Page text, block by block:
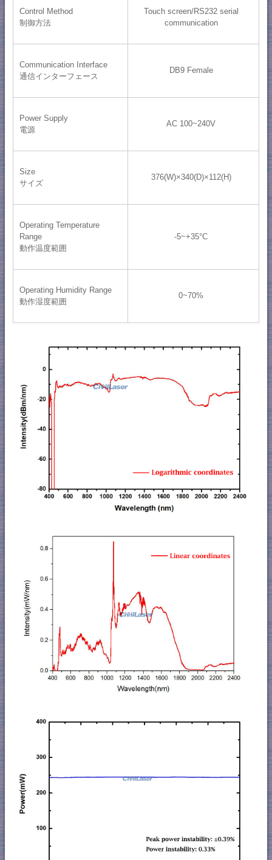
Control Method
制御方法
Touch screen/RS232 serial
communication
Communication Interface
通信インターフェース
DB9 Female
Power Supply
電源
AC 100~240V
Size
サイズ
376(W)×340(D)×112(H)
Operating Temperature
Range
動作温度範囲
-5~+35°C
Operating Humidity Range
動作湿度範囲
0~70%